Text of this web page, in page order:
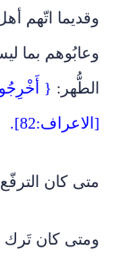
وقديما اتّهم
وعابُوهم بما
الطُّهر: {
[الاعراف:82].
متى كان الترفّع
ومتى كان تَرك